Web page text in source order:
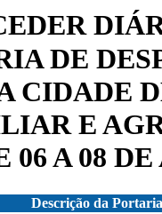
DE
CIDADE
E
A 08
Descrição da Portaria